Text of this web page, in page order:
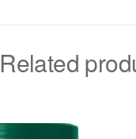
Related